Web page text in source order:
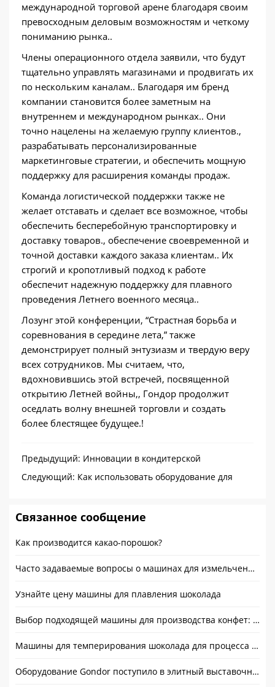
международной торговой арене благодаря своим
превосходным деловым возможностям и четкому
пониманию рынка..
Члены операционного отдела заявили, что будут
тщательно управлять магазинами и продвигать их
по нескольким каналам.. Благодаря им бренд
компании становится более заметным на
внутреннем и международном рынках.. Они
точно нацелены на желаемую группу клиентов.,
разрабатывать персонализированные
маркетинговые стратегии, и обеспечить мощную
поддержку для расширения команды продаж.
Команда логистической поддержки также не
желает отставать и сделает все возможное, чтобы
обеспечить бесперебойную транспортировку и
доставку товаров., обеспечение своевременной и
точной доставки каждого заказа клиентам.. Их
строгий и кропотливый подход к работе
обеспечит надежную поддержку для плавного
проведения Летнего военного месяца..
Лозунг этой конференции, “Страстная борьба и
соревнования в середине лета,” также
демонстрирует полный энтузиазм и твердую веру
всех сотрудников. Мы считаем, что,
вдохновившись этой встречей, посвященной
открытию Летней войны,, Гондор продолжит
оседлать волну внешней торговли и создать
более блестящее будущее.!
Предыдущий: Инновации в кондитерской
промышленности: Ключевая роль оборудования для
Следующий: Как использовать оборудование для
Связанное сообщение
Как производится какао-порошок?
Часто задаваемые вопросы о машинах для измельчения какао
Узнайте цену машины для плавления шоколада
Выбор подходящей машины для производства конфет: Руководство по закупкам и советы по использованию
Машины для темперирования шоколада для процесса изготовления шоколада на заводе
Оборудование Gondor поступило в элитный выставочный зал Катара